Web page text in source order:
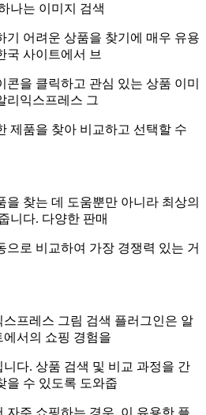
나는 이미지 검색
기 어려운 상품을 찾기에 매우 유용
국 사이트에서 브
을 클릭하고 관심 있는 상품 이미
리익스프레스 그
제품을 찾아 비교하고 선택할 수
을 찾는 데 도움뿐만 아니라 최상의
니다. 다양한 판매
으로 비교하여 가장 경쟁력 있는 거
프레스 그림 검색 플러그인은 알
서의 쇼핑 경험을
다. 상품 검색 및 비교 과정을 간
을 수 있도록 도와줍
자주 쇼핑하는 경우, 이 유용한 플